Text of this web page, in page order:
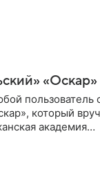
«Оскар»
пользователь
который
академия